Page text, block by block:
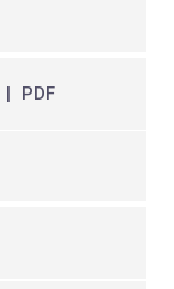
PDF